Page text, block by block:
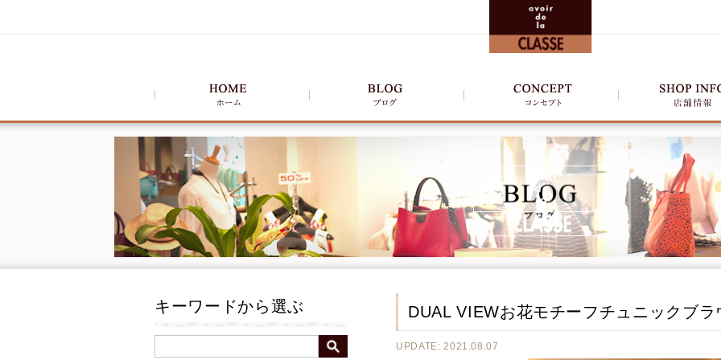
キーワードから選ぶ DUAL VIEWお花モチーフチュニックブラ
UPDATE: 2021.08.07